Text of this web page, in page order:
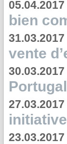
05.04.2017
bien
31.03.2017
vente
30.03.2017
27.03.2017
23.03.2017